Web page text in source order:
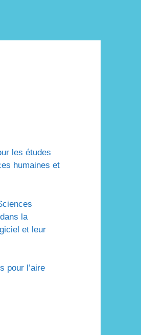
les études
humaines et
la
et leur
pour l’aire